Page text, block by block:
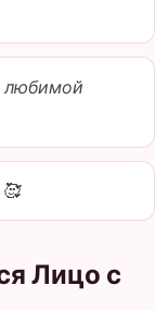
любимой
Лицо с